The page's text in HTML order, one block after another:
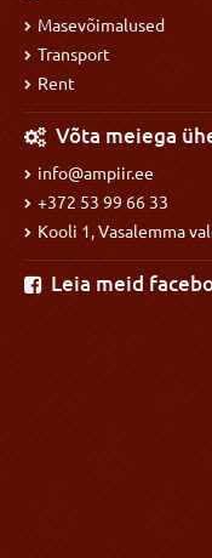
Masevõimalused
Transport
Rent
Võta meiega
info@ampiir.ee
+372 53 99 66 33
Kooli 1, Vasalemma
Leia meid